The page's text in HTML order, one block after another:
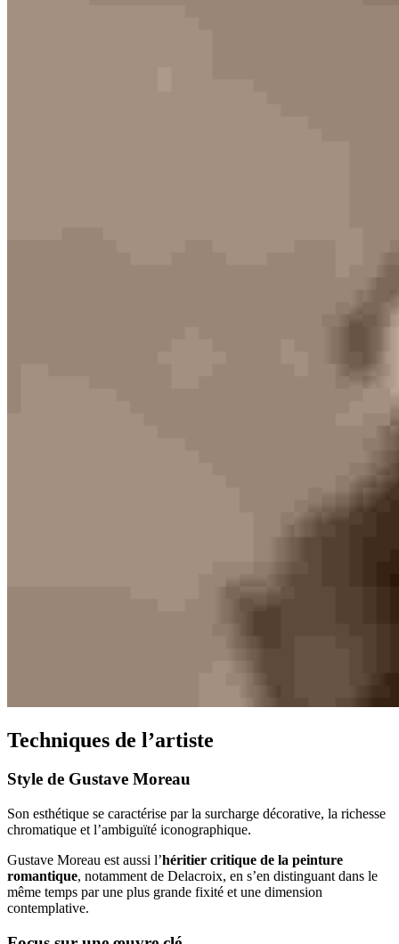
Techniques de l’artiste
Style de Gustave Moreau
Son esthétique se caractérise par la surcharge décorative, la richesse
chromatique et l’ambiguïté iconographique.
Gustave Moreau est aussi l’héritier critique de la peinture
romantique, notamment de Delacroix, en s’en distinguant dans le
même temps par une plus grande fixité et une dimension
contemplative.